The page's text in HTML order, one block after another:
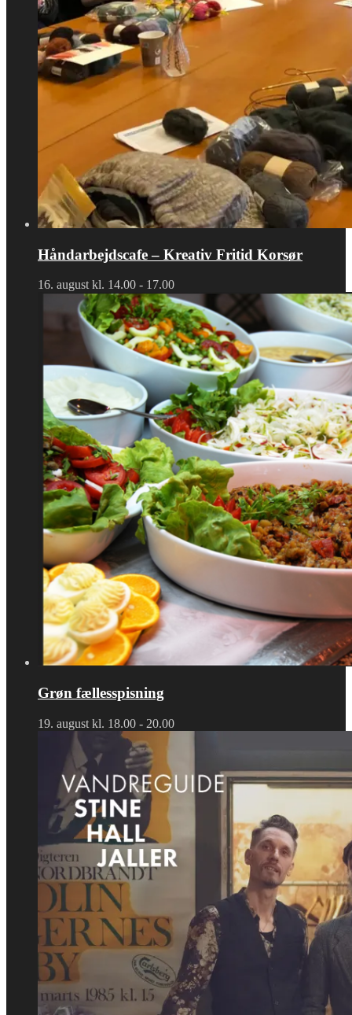
Håndarbejdscafe – Kreativ Fritid Korsør
16. august kl. 14.00 - 17.00
Grøn fællesspisning
19. august kl. 18.00 - 20.00